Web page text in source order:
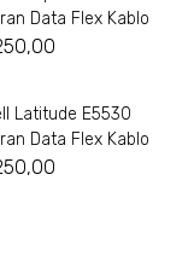
Data Flex Kablo
Latitude E5530
Data Flex Kablo